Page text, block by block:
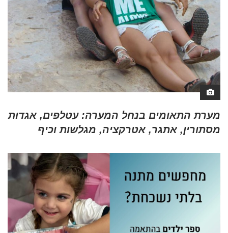
מערת התאומים בנחל המערה: עטלפים, אגדות
מסתורין, אתגר, אטרקציה, מגלשות וכיף